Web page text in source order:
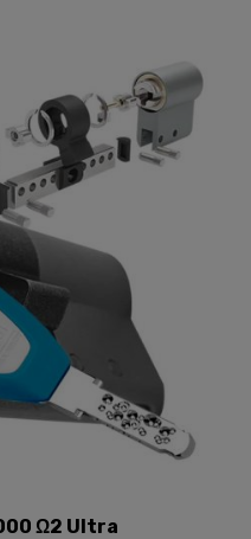
Ω2 Ultra